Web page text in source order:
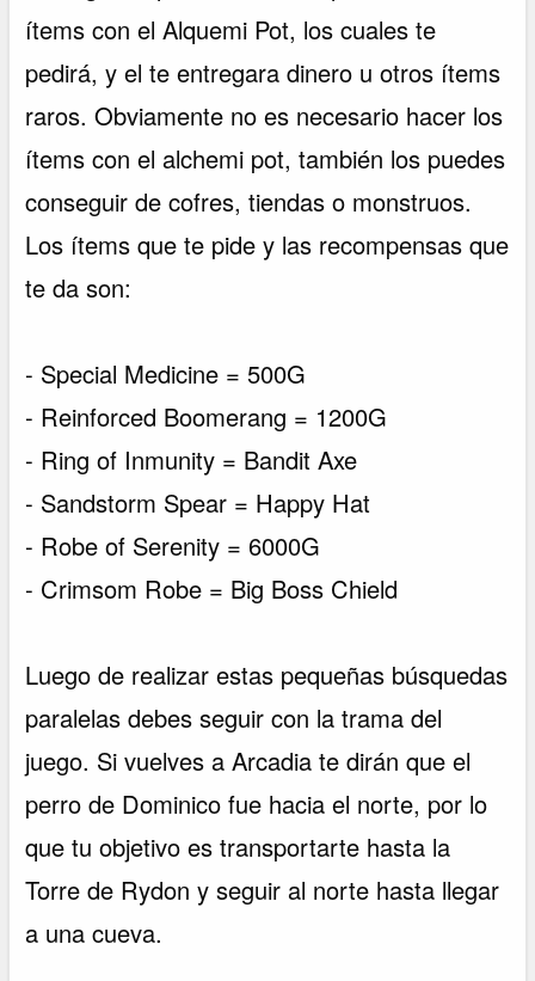
ítems con el Alquemi Pot, los cuales te
pedirá, y el te entregara dinero u otros ítems
raros. Obviamente no es necesario hacer los
ítems con el alchemi pot, también los puedes
conseguir de cofres, tiendas o monstruos.
Los ítems que te pide y las recompensas que
te da son:
- Special Medicine = 500G
- Reinforced Boomerang = 1200G
- Ring of Inmunity = Bandit Axe
- Sandstorm Spear = Happy Hat
- Robe of Serenity = 6000G
- Crimsom Robe = Big Boss Chield
Luego de realizar estas pequeñas búsquedas
paralelas debes seguir con la trama del
juego. Si vuelves a Arcadia te dirán que el
perro de Dominico fue hacia el norte, por lo
que tu objetivo es transportarte hasta la
Torre de Rydon y seguir al norte hasta llegar
a una cueva.